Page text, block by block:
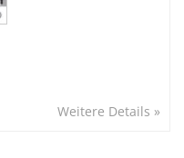
Weitere Details »